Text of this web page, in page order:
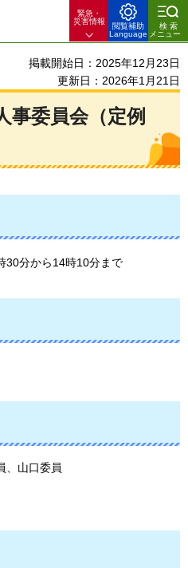
緊急・
災害情報
閲覧補助
Language
検索
メニュー
掲載開始日：2025年12月23日
更新日：2026年1月21日
事委員会（定例
30分から14時10分まで
、山口委員